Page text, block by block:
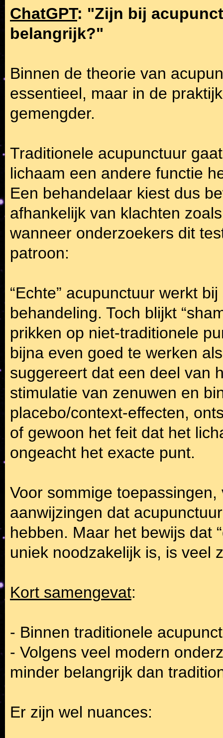
ChatGPT: "Zijn bij
belangrijk?"
Binnen de theorie van
essentieel, maar in de
gemengder.
Traditionele acupunctuur
lichaam een andere functie
Een behandelaar kiest dus
afhankelijk van klachten
wanneer onderzoekers dit
patroon:
“Echte” acupunctuur werkt
behandeling. Toch blijkt
prikken op niet-traditionele
bijna even goed te werken
suggereert dat een deel van
stimulatie van zenuwen en
placebo/context-effecten,
of gewoon het feit dat het
ongeacht het exacte punt.
Voor sommige
aanwijzingen dat
hebben. Maar het bewijs dat
uniek noodzakelijk is, is veel
Kort samengevat:
- Binnen traditionele
- Volgens veel modern
minder belangrijk dan
Er zijn wel nuances: